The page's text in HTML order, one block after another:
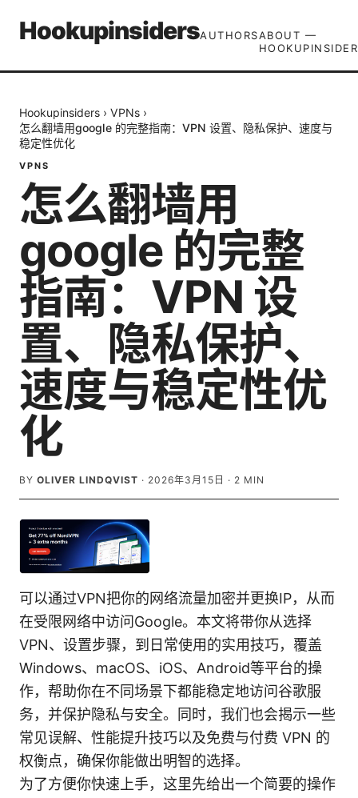
HookupinsidersAUTHORSABOUT —
Hookupinsiders › VPNs ›
怎么翻墙用google 的完整指南：VPN 设置、隐私保护、速度与
稳定性优化
VPNS
怎么翻墙用
google 的完整
指南：VPN 设
置、隐私保护、
速度与稳定性优
化
BY OLIVER LINDQVIST · 2026年3月15日 · 2 MIN
可以通过VPN把你的网络流量加密并更换IP，从而
在受限网络中访问Google。本文将带你从选择
VPN、设置步骤，到日常使用的实用技巧，覆盖
Windows、macOS、iOS、Android等平台的操
作，帮助你在不同场景下都能稳定地访问谷歌服
务，并保护隐私与安全。同时，我们也会揭示一些
常见误解、性能提升技巧以及免费与付费 VPN 的
权衡点，确保你能做出明智的选择。
为了方便你快速上手，这里先给出一个简要的操作